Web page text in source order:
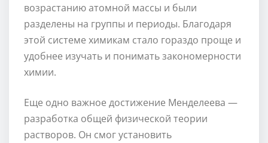
возрастанию атомной массы и были
разделены на группы и периоды. Благодаря
этой системе химикам стало гораздо проще и
удобнее изучать и понимать закономерности
химии.
Еще одно важное достижение Менделеева —
разработка общей физической теории
растворов. Он смог установить